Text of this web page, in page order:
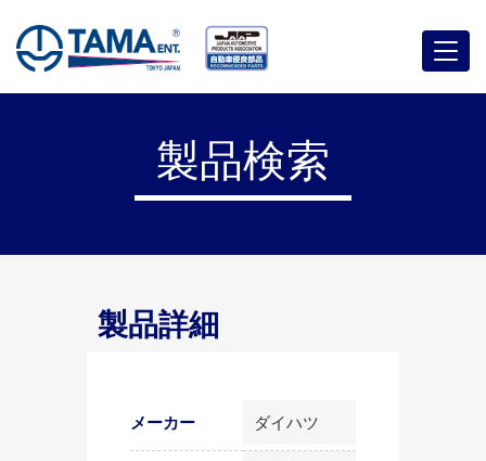
メ
ニ
製品検索
製品詳細
メーカー ダイハツ